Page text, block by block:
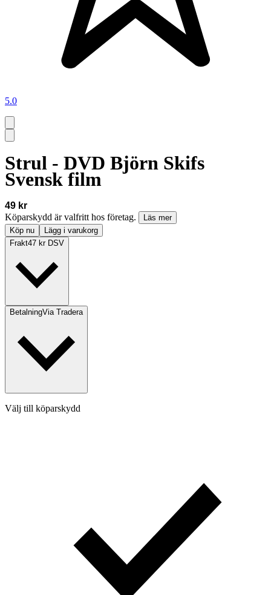
5.0
Strul - DVD Björn Skifs
Svensk film
49 kr
Köparskydd är valfritt hos företag.
Läs mer
Köp nu
Lägg i varukorg
Frakt47 kr DSV
BetalningVia Tradera
Välj till köparskydd